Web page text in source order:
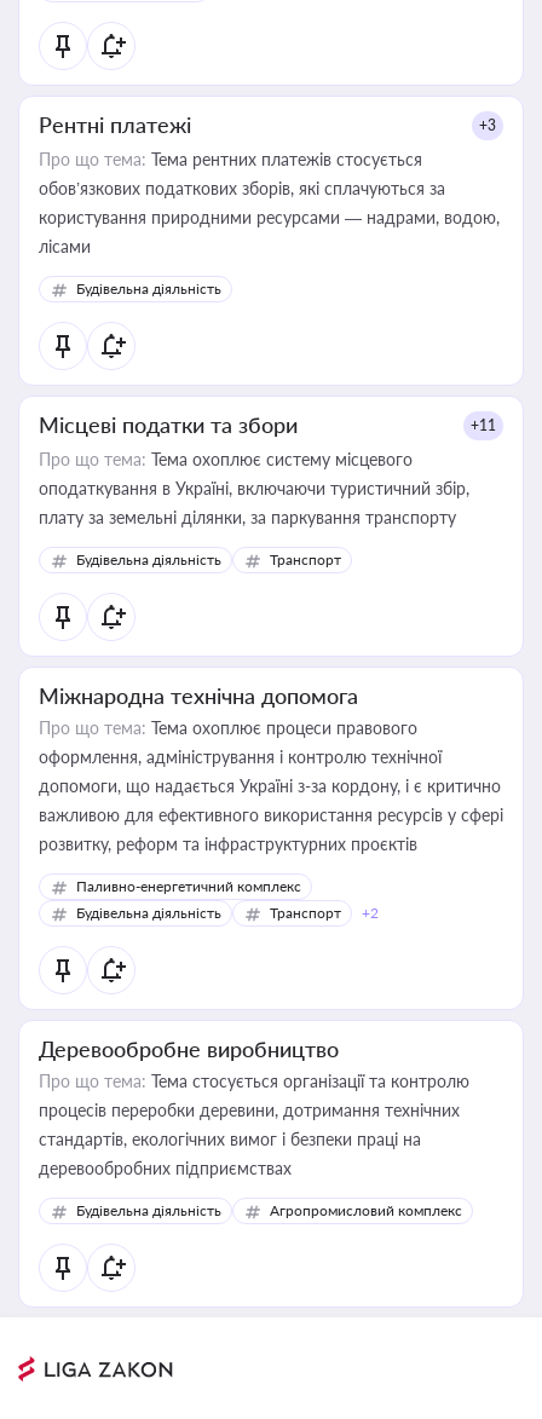
Рентні платежі +3
Про що тема: Тема рентних платежів стосується
обов’язкових податкових зборів, які сплачуються за
користування природними ресурсами — надрами, водою,
лісами
Будівельна діяльність
Місцеві податки та збори +11
Про що тема: Тема охоплює систему місцевого
оподаткування в Україні, включаючи туристичний збір,
плату за земельні ділянки, за паркування транспорту
Будівельна діяльність Транспорт
Міжнародна технічна допомога
Про що тема: Тема охоплює процеси правового
оформлення, адміністрування і контролю технічної
допомоги, що надається Україні з-за кордону, і є критично
важливою для ефективного використання ресурсів у сфері
розвитку, реформ та інфраструктурних проєктів
Паливно-енергетичний комплекс
Будівельна діяльність
Транспорт +2
Деревообробне виробництво
Про що тема: Тема стосується організації та контролю
процесів переробки деревини, дотримання технічних
стандартів, екологічних вимог і безпеки праці на
деревообробних підприємствах
Будівельна діяльність Агропромисловий комплекс